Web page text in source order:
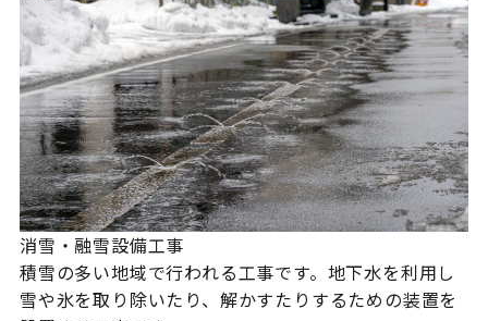
消雪・融雪設備工事
積雪の多い地域で行われる工事です。地下水を利用し
雪や氷を取り除いたり、解かすたりするための装置を